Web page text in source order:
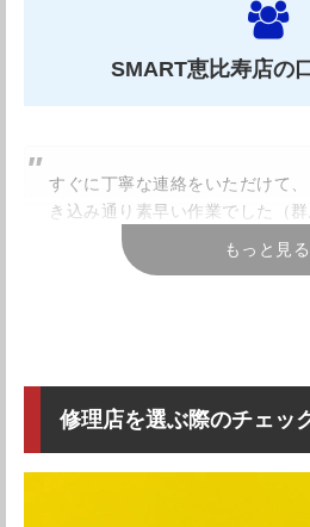
スマホ工房 恵比寿
アクセス 恵比寿駅より
03-6681-5288
店舗詳細を確
SMART恵比寿店の
すぐに丁寧な連絡をいただけて
き込み通り素早い作業でした（
発送して、水曜日の午後にはバ
ってきました）。素晴らしい。
換でした。自分で交換も考えま
速やかに返送しバッテリーの減
もっと見る
修理店を選ぶ際のチェッ